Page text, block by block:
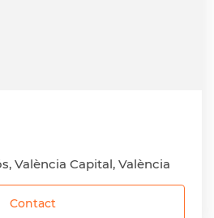
València Capital, València
Contact